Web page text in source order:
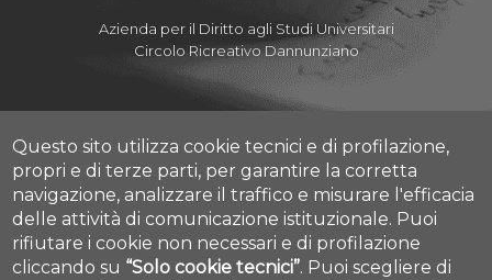
Azienda per il Diritto agli Studi Universitari
Circolo Ricreativo Dannunziano
Albo Pretorio Online
Amministrazione Trasparente
Mettiamoci la Faccia
Fatturazione elettronica
Contatti
Mappa Campus Chieti
Questo sito utilizza cookie tecnici e di profilazione,
propri e di terze parti, per garantire la corretta
navigazione, analizzare il traffico e misurare l'efficacia
delle attività di comunicazione istituzionale. Puoi
rifiutare i cookie non necessari e di profilazione
cliccando su “Solo cookie tecnici”. Puoi scegliere di